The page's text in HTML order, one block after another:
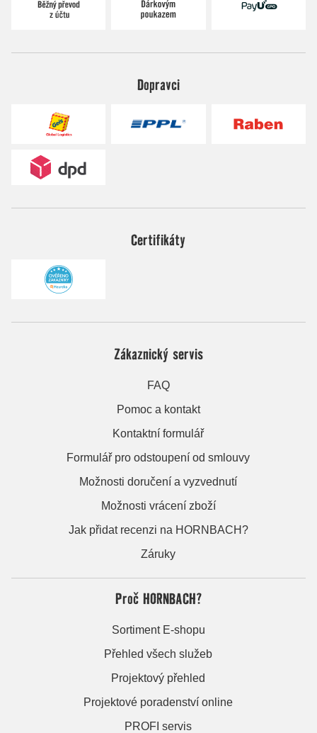
Dopravci
Certifikáty
Zákaznický servis
FAQ
Pomoc a kontakt
Kontaktní formulář
Formulář pro odstoupení od smlouvy
Možnosti doručení a vyzvednutí
Možnosti vrácení zboží
Jak přidat recenzi na HORNBACH?
Záruky
Proč HORNBACH?
Sortiment E-shopu
Přehled všech služeb
Projektový přehled
Projektové poradenství online
PROFI servis